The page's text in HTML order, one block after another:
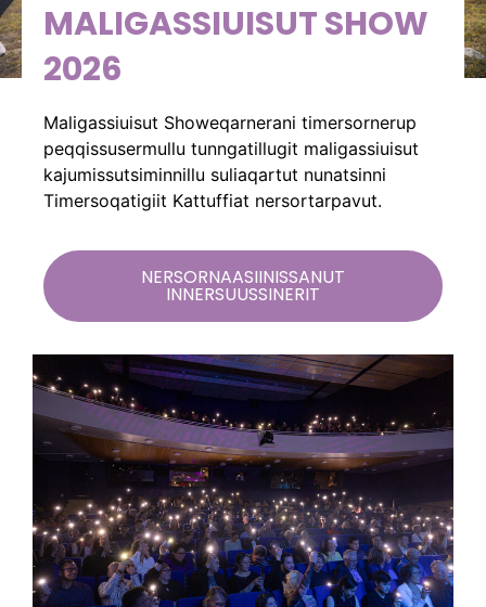
MALIGASSIUISUT SHOW
2026
Maligassiuisut Showeqarnerani timersornerup
peqqissusermullu tunngatillugit maligassiuisut
kajumissutsiminnillu suliaqartut nunatsinni
Timersoqatigiit Kattuffiat nersortarpavut.
NERSORNAASIINISSANUT
INNERSUUSSINERIT